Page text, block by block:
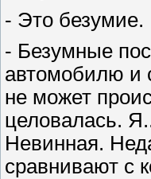
- Это безумие.
- Безумные
автомобилю и
не может
целовалась.
Невинная.
сравнивают с